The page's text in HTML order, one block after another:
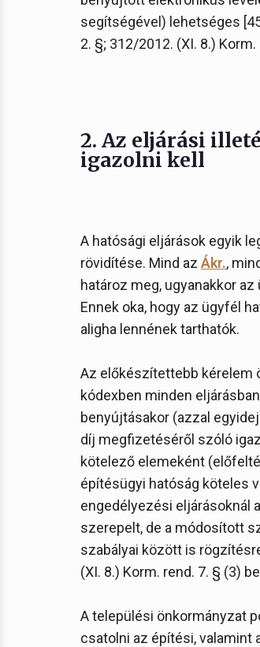
segítségével) lehetséges
2. §; 312/2012. (XI. 8.)
2. Az eljárási
igazolni kell
A hatósági eljárások egyik
rövidítése. Mind az Ákr.,
határoz meg, ugyanakkor
Ennek oka, hogy az ügyfél
aligha lennének tarthatók.
Az előkészítettebb kérelem
kódexben minden
benyújtásakor (azzal
díj megfizetéséről szóló
kötelező elemeként
építésügyi hatóság köteles
engedélyezési eljárásoknál
szerepelt, de a módosított
szabályai között is
(XI. 8.) Korm. rend. 7. § (3)
A települési önkormányzat
csatolni az építési, valamint